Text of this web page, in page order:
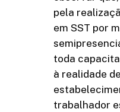
pela
em SST por
toda
à realidade
trabalhador